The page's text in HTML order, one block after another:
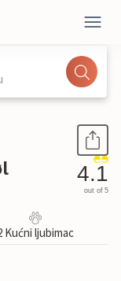
4.1
out of 5
Kućni ljubimac